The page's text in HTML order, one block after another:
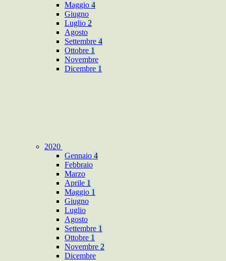
Maggio 4
Giugno
Luglio 2
Agosto
Settembre 4
Ottobre 1
Novembre
Dicembre 1
2020
Gennaio 4
Febbraio
Marzo
Aprile 1
Maggio 1
Giugno
Luglio
Agosto
Settembre 1
Ottobre 1
Novembre 2
Dicembre